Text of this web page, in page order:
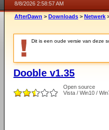
8/8/2026 2:58:57 AM
AfterDawn > Downloads > Netwerk
Dit is een oude versie van deze
Dooble v1.35
Open source
Vista / Win10 /